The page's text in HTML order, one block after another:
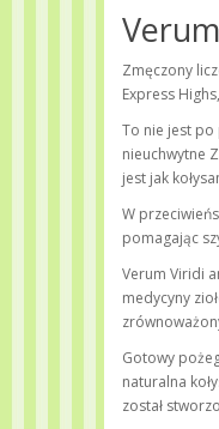
Zmęczony
Express
To nie jest po
nieuchwytne
jest jak
W
pomagając
Verum Viridi
medycyny
Gotowy
naturalna
został